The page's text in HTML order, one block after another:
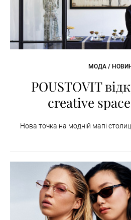
МОДА /
POUSTOVIT
creative
Нова точка на модній мапі